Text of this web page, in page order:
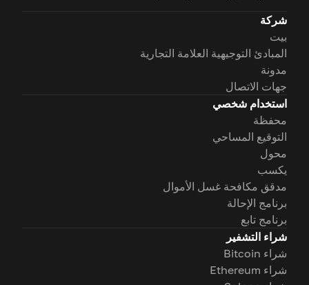
شركة
بيت
المبادئ التوجيهية العلامة التجارية
مدونة
جهات الاتصال
استخدام شخصي
محفظة
التوقيع المساحي
محول
يكسب
مدقق مكافحة غسل الأموال
برنامج الإحالة
برنامج تابع
شراء التشفير
شراء Bitcoin
شراء Ethereum